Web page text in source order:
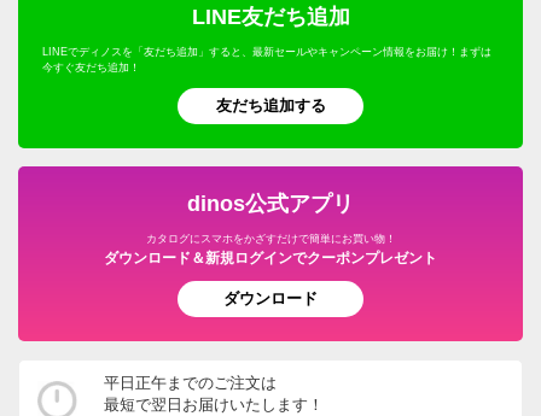
LINE友だち追加
LINEでディノスを「友だち追加」すると、最新セールやキャンペーン情報をお届け！まずは
今すぐ友だち追加！
友だち追加する
dinos公式アプリ
カタログにスマホをかざすだけで簡単にお買い物！
ダウンロード＆新規ログインでクーポンプレゼント
ダウンロード
平日正午までのご注文は
最短で翌日お届けいたします！